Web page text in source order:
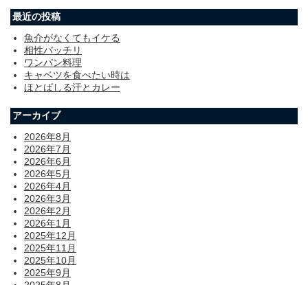
最近の投稿
魚介がなくてもイケる
相性バッチリ
ワンパン料理
キャベツを食べたい時は
ほとばしる汗とカレー
アーカイブ
2026年8月
2026年7月
2026年6月
2026年5月
2026年4月
2026年3月
2026年2月
2026年1月
2025年12月
2025年11月
2025年10月
2025年9月